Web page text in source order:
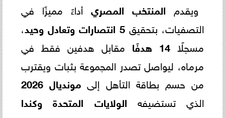
ويقدم المنتخب المصريأداءً مميزًا في
التصفيات، بتحقيق5 انتصارات وتعادل وحيد
،
مسجلًا14 هدفًا
مقابل هدفين فقط في
مرماه، ليواصل تصدر المجموعة بثبات ويقترب
من حسم بطاقة التأهل إلى مونديال 2026
الذي تستضيفه الولايات المتحدة وكندا